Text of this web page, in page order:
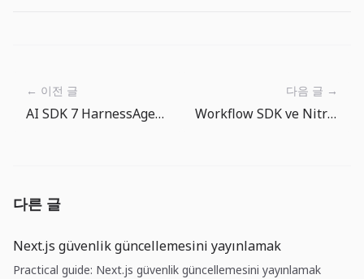
← 이전 글
AI SDK 7 HarnessAgent: kodlama ajanlari degistirilebilir runtime oluyor
다음 글 →
Workflow SDK ve Nitro v3: durable backend uygulama runtime’ına yaklaşıyor
다른 글
Next.js güvenlik güncellemesini yayınlamak
Practical guide: Next.js güvenlik güncellemesini yayınlamak